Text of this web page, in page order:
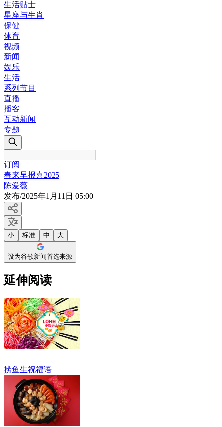
生活贴士
星座与生肖
保健
体育
视频
新闻
娱乐
生活
系列节目
直播
播客
互动新闻
专题
订阅
春来早报喜2025
陈爱薇
发布/2025年1月11日 05:00
小 标准 中 大
设为谷歌新闻首选来源
延伸阅读
捞鱼生祝福语